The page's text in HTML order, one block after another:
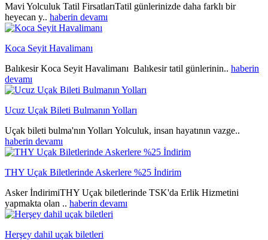
Mavi Yolculuk Tatil FirsatlarıTatil günlerinizde daha farklı bir
heyecan y.. haberin devamı
Koca Seyit Havalimanı
Balıkesir Koca Seyit Havalimanı Balıkesir tatil günlerinin.. haberin
devamı
Ucuz Uçak Bileti Bulmanın Yolları
Uçak bileti bulma'nın Yolları Yolculuk, insan hayatının vazge..
haberin devamı
THY Uçak Biletlerinde Askerlere %25 İndirim
Asker İndirimiTHY Uçak biletlerinde TSK'da Erlik Hizmetini
yapmakta olan .. haberin devamı
Herşey dahil uçak biletleri